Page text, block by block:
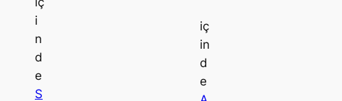
i
n
d
e
S
iç
in
d
e